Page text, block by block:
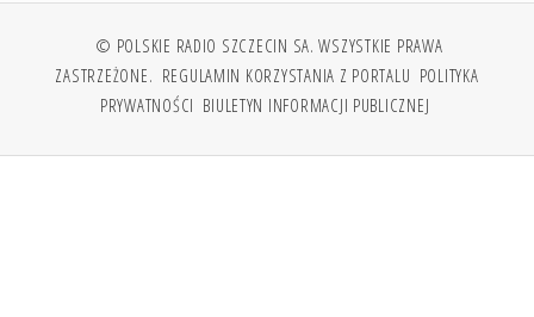
© POLSKIE RADIO SZCZECIN SA. WSZYSTKIE PRAWA
ZASTRZEŻONE. REGULAMIN KORZYSTANIA Z PORTALU POLITYKA
PRYWATNOŚCI BIULETYN INFORMACJI PUBLICZNEJ